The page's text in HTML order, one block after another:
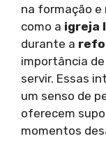
na formação
como a igreja
durante a
importância
servir. Essas
um senso de
oferecem
momentos